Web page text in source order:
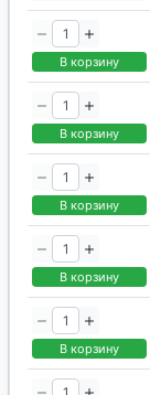
В корзину
В корзину
В корзину
В корзину
В корзину